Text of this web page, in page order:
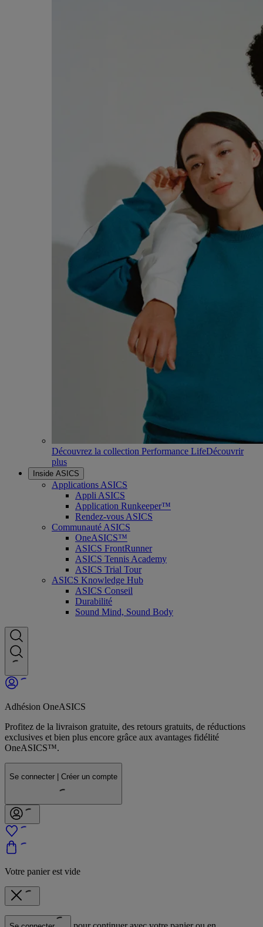
Découvrez la collection Performance LifeDécouvrir
plus
Inside ASICS
Applications ASICS
Appli ASICS
Application Runkeeper™
Rendez-vous ASICS
Communauté ASICS
OneASICS™
ASICS FrontRunner
ASICS Tennis Academy
ASICS Trial Tour
ASICS Knowledge Hub
ASICS Conseil
Durabilité
Sound Mind, Sound Body
Adhésion OneASICS
Profitez de la livraison gratuite, des retours gratuits, de réductions
exclusives et bien plus encore grâce aux avantages fidélité
OneASICS™.
Se connecter | Créer un compte
Votre panier est vide